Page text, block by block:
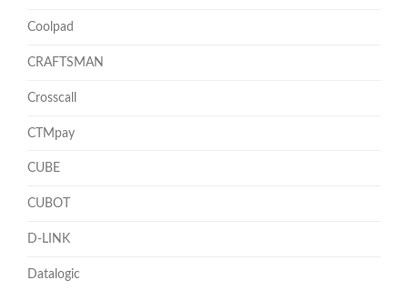
Coolpad
CRAFTSMAN
Crosscall
CTMpay
CUBE
CUBOT
D-LINK
Datalogic